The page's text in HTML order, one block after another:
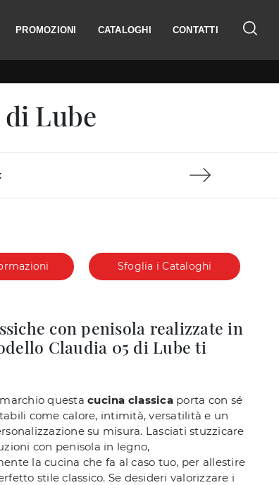
PROMOZIONI CATALOGHI CONTATTI
Lube
Sfoglia i Cataloghi
con penisola realizzate in
Claudia 05 di Lube ti
questa cucina classicaporta con sé
come calore, intimità, versatilità e un
su misura. Lasciati stuzzicare
con penisola in legno,
la cucina che fa al caso tuo, per allestire
stile classico. Se desideri valorizzare i